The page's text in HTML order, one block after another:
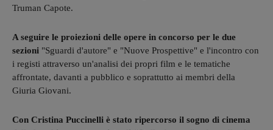
Truman Capote.
A seguire le proiezioni delle opere in concorso per le due
sezioni "Sguardi d'autore" e "Nuove Prospettive" e l'incontro con
i registi attraverso un'analisi dei propri film e le tematiche
affrontate, davanti a pubblico e soprattutto ai membri della
Giuria Giovani.
Con Cristina Puccinelli è stato ripercorso il sogno di cinema